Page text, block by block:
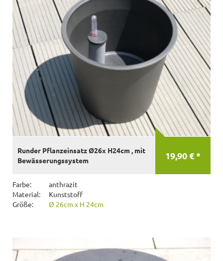
19,90 € *
Runder Pflanzeinsatz Ø26x H24cm , mit
Bewässerungssystem
Farbe:
anthrazit
Material:
Kunststoff
Größe:
Ø 26cm x H 24cm